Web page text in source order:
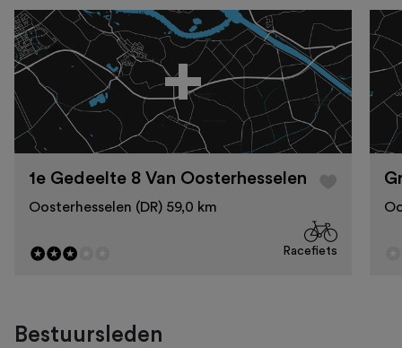
1e Gedeelte 8 Van Oosterhesselen
Oosterhesselen (DR) 59,0 km
Racefiets
Bestuursleden